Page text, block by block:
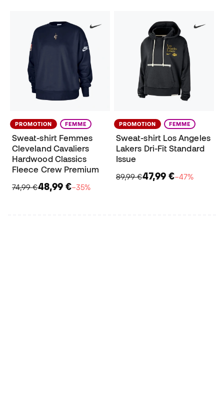
PROMOTION FEMME
Sweat-shirt Femmes
Cleveland Cavaliers
Hardwood Classics
Fleece Crew Premium
74,99 €48,99 €−35%
PROMOTION FEMME
Sweat-shirt Los Angeles
Lakers Dri-Fit Standard
Issue
89,99 €47,99 €−47%